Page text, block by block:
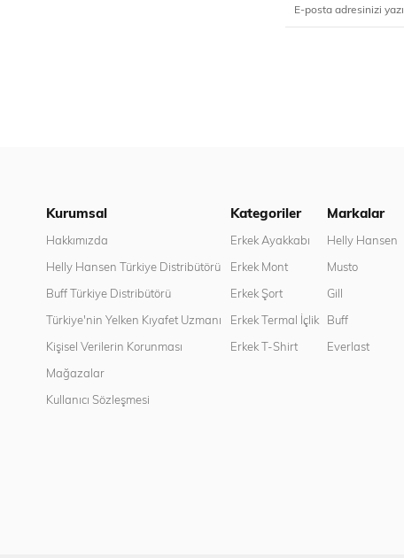
Kurumsal
Hakkımızda
Helly Hansen Türkiye Distribütörü
Buff Türkiye Distribütörü
Türkiye'nin Yelken Kıyafet Uzmanı
Kişisel Verilerin Korunması
Mağazalar
Kullanıcı Sözleşmesi
Kategoriler
Erkek Ayakkabı
Erkek Mont
Erkek Şort
Erkek Termal İçlik
Erkek T-Shirt
Markalar
Helly Hansen
Musto
Gill
Buff
Everlast